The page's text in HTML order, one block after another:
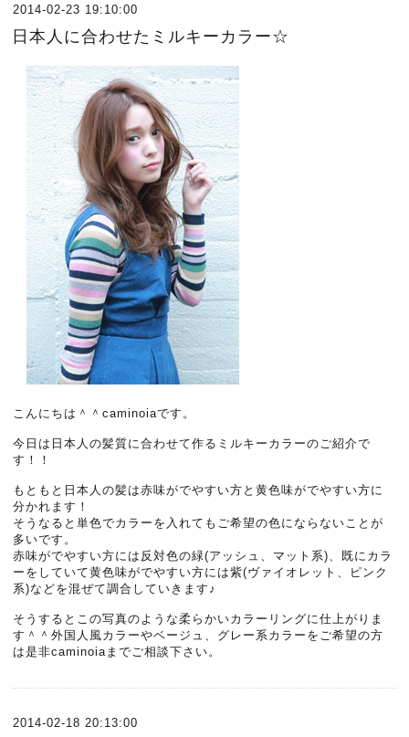
2014-02-23 19:10:00
日本人に合わせたミルキーカラー☆
こんにちは＾＾caminoiaです。
今日は日本人の髪質に合わせて作るミルキーカラーのご紹介で
す！！
もともと日本人の髪は赤味がでやすい方と黄色味がでやすい方に
分かれます！
そうなると単色でカラーを入れてもご希望の色にならないことが
多いです。
赤味がでやすい方には反対色の緑(アッシュ、マット系)、既にカラ
ーをしていて黄色味がでやすい方には紫(ヴァイオレット、ピンク
系)などを混ぜて調合していきます♪
そうするとこの写真のような柔らかいカラーリングに仕上がりま
す＾＾外国人風カラーやベージュ、グレー系カラーをご希望の方
は是非caminoiaまでご相談下さい。
2014-02-18 20:13:00